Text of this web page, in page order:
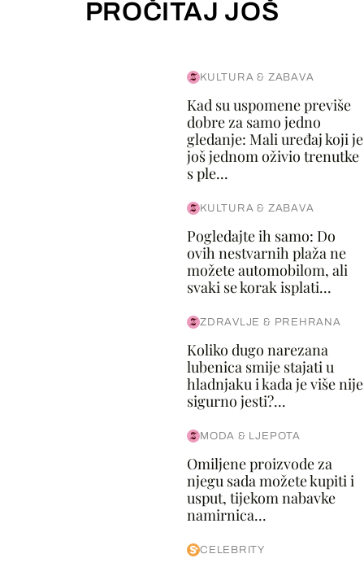
PROČITAJ JOŠ
KULTURA & ZABAVA
Kad su uspomene previše
dobre za samo jedno
gledanje: Mali uređaj koji je
još jednom oživio trenutke
s ple...
KULTURA & ZABAVA
Pogledajte ih samo: Do
ovih nestvarnih plaža ne
možete automobilom, ali
svaki se korak isplati...
ZDRAVLJE & PREHRANA
Koliko dugo narezana
lubenica smije stajati u
hladnjaku i kada je više nije
sigurno jesti?...
MODA & LJEPOTA
Omiljene proizvode za
njegu sada možete kupiti i
usput, tijekom nabavke
namirnica...
CELEBRITY